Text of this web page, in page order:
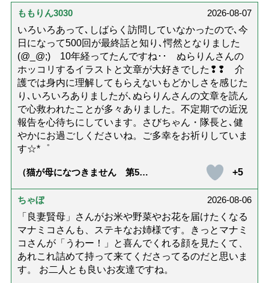
ももりん3030
2026-08-07
いろいろあって､しばらく訪問していなかったので､今
日になって500回が最終話と知り､愕然となりました
(@_@;) 10年経ってたんですね･･ ぬらりんさんの
ホッコリするイラストと文章が大好きでした❢❢ 介
護では身内に理解してもらえないもどかしさを感じた
り､いろいろありましたが､ぬらりんさんの文章を読ん
で心救われたことが多々ありました。不定期での近況
報告を心待ちにしています。さびちゃん・隊長と､健
やかにお過ごしくださいね。ご多幸をお祈りしていま
す☆*゜
（猫が母になつきません 第500
+5
ちゃぼ
2026-08-06
「良妻賢母」さんがお米や野菜やお花を届けたくなる
マナミコさんも、ステキなお姉様です。きっとマナミ
コさんが「うわー！」と喜んでくれる顔を見たくて、
あれこれ詰めて持って来てくださってるのだと思いま
す。 お二人とも良いお友達ですね。